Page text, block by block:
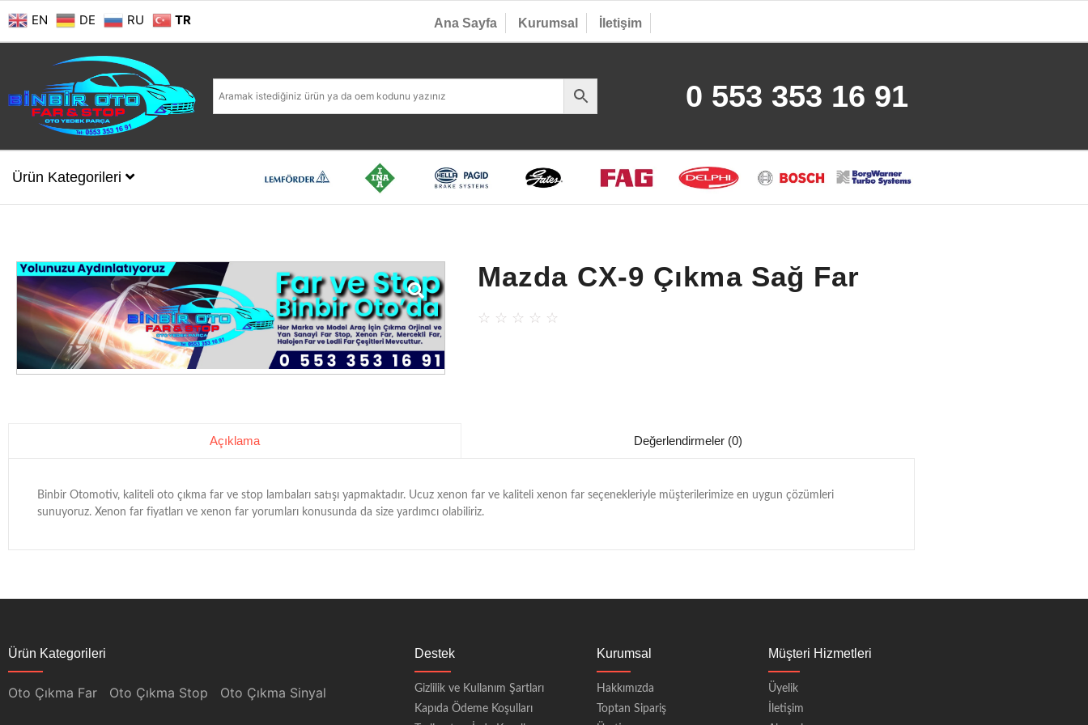
EN DE RU TR Ana Sayfa Kurumsal İletişim
0 553 353 16 91
Ürün Kategorileri
Mazda CX-9 Çıkma Sağ Far
☆ ☆ ☆ ☆ ☆
Açıklama Değerlendirmeler (0)
Binbir Otomotiv, kaliteli oto çıkma far ve stop lambaları satışı yapmaktadır. Ucuz xenon far ve kaliteli xenon far seçenekleriyle müşterilerimize en uygun çözümleri
sunuyoruz. Xenon far fiyatları ve xenon far yorumları konusunda da size yardımcı olabiliriz.
Ürün Kategorileri
Oto Çıkma Far Oto Çıkma Stop Oto Çıkma Sinyal
Destek
Gizlilik ve Kullanım Şartları
Kapıda Ödeme Koşulları
Kurumsal
Hakkımızda
Toptan Sipariş
Müşteri Hizmetleri
Üyelik
İletişim